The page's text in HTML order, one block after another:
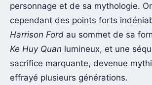
personnage et de sa mythologie.
cependant des points forts
Harrison Ford au sommet de sa
Ke Huy Quan lumineux, et une
sacrifice marquante, devenue
effrayé plusieurs générations.